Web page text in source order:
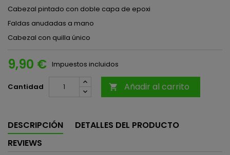
Cabezal pintado con doble capa de epoxi
Faldas anudadas a mano
Cabezal con quilla único
9,90 € Impuestos incluidos
Cantidad  Añadir al carrito
DESCRIPCIÓN
DETALLES DEL PRODUCTO
REVIEWS